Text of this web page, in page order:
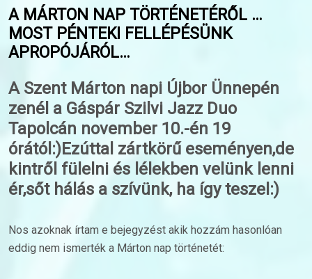
A MÁRTON NAP TÖRTÉNETÉRŐL …
MOST PÉNTEKI FELLÉPÉSÜNK
APROPÓJÁRÓL…
A Szent Márton napi Újbor Ünnepén
zenél a Gáspár Szilvi Jazz Duo
Tapolcán november 10.-én 19
órától:)Ezúttal zártkörű eseményen,de
kintről fülelni és lélekben velünk lenni
ér,sőt hálás a szívünk, ha így teszel:)
Nos azoknak írtam e bejegyzést akik hozzám hasonlóan
eddig nem ismerték a Márton nap történetét: